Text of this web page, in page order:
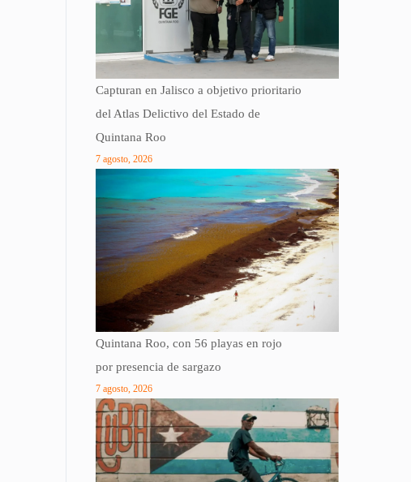
Capturan en Jalisco a objetivo prioritario
del Atlas Delictivo del Estado de
Quintana Roo
7 agosto, 2026
Quintana Roo, con 56 playas en rojo
por presencia de sargazo
7 agosto, 2026